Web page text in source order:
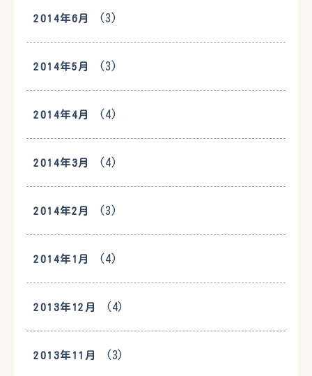
2014年6月 (3)
2014年5月 (3)
2014年4月 (4)
2014年3月 (4)
2014年2月 (3)
2014年1月 (4)
2013年12月 (4)
2013年11月 (3)